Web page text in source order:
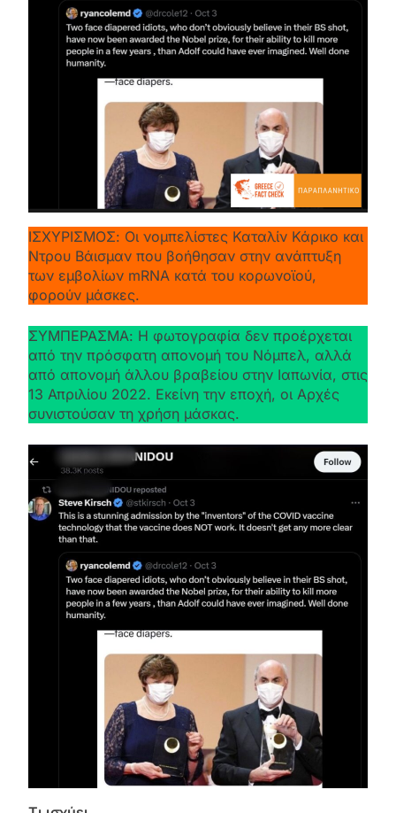
ΙΣΧΥΡΙΣΜΟΣ: Οι νομπελίστες Καταλίν Κάρικο και
Ντρου Βάισμαν που βοήθησαν στην ανάπτυξη
των εμβολίων mRNA κατά του κορωνοϊού,
φορούν μάσκες.
ΣΥΜΠΕΡΑΣΜΑ: Η φωτογραφία δεν προέρχεται
από την πρόσφατη απονομή του Νόμπελ, αλλά
από απονομή άλλου βραβείου στην Ιαπωνία, στις
13 Απριλίου 2022. Εκείνη την εποχή, οι Αρχές
συνιστούσαν τη χρήση μάσκας.